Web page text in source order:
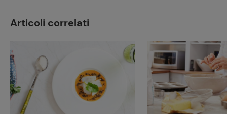
Articoli correlati